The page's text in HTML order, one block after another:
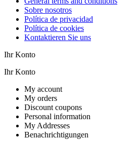
Sobre nosotros
Política de privacidad
Política de cookies
Kontaktieren Sie uns
Ihr Konto
Ihr Konto
My account
My orders
Discount coupons
Personal information
My Addresses
Benachrichtigungen